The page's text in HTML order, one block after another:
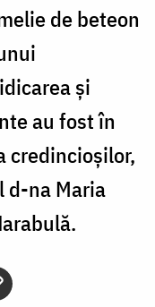
de beteon
și
au fost în
credincioșilor,
d-na Maria